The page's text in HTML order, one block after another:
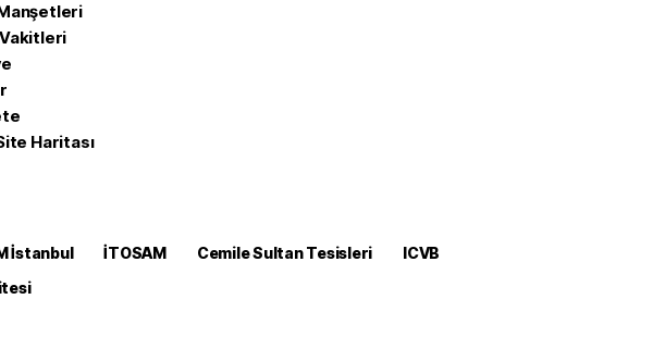
Haritası
İstanbul İTOSAM Cemile Sultan Tesisleri
ICVB